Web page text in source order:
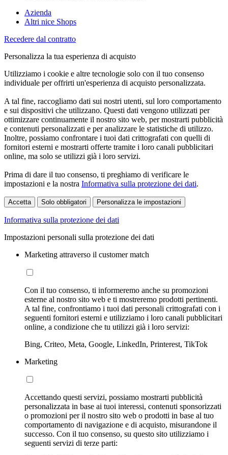
Azienda
Altri nice Shops
Recedere dal contratto
Personalizza la tua esperienza di acquisto
Utilizziamo i cookie e altre tecnologie solo con il tuo consenso
individuale per offrirti un'esperienza di acquisto personalizzata.
A tal fine, raccogliamo dati sui nostri utenti, sul loro comportamento
e sui dispositivi che utilizzano. Questi dati vengono utilizzati per
ottimizzare continuamente il nostro sito web, per mostrarti pubblicità
e contenuti personalizzati e per analizzare le statistiche di utilizzo.
Inoltre, possiamo confrontare i tuoi dati crittografati con quelli di
fornitori esterni e mostrarti offerte tramite i loro canali pubblicitari
online, ma solo se utilizzi già i loro servizi.
Prima di dare il tuo consenso, ti preghiamo di verificare le
impostazioni e la nostra Informativa sulla protezione dei dati.
Accetta Solo obbligatori Personalizza le impostazioni
Informativa sulla protezione dei dati
Impostazioni personali sulla protezione dei dati
Marketing attraverso il customer match
Con il tuo consenso, ti informeremo anche su promozioni
esterne al nostro sito web e ti mostreremo prodotti pertinenti.
A tal fine, confrontiamo i tuoi dati personali crittografati con i
seguenti fornitori esterni e utilizziamo i loro canali pubblicitari
online, a condizione che tu utilizzi già i loro servizi:
Bing, Criteo, Meta, Google, LinkedIn, Printerest, TikTok
Marketing
Accettando questi servizi, possiamo mostrarti pubblicità
personalizzata in base ai tuoi interessi, contenuti sponsorizzati
o promozioni per il nostro sito web o prodotti in base al tuo
comportamento di navigazione e di acquisto, misurandone il
successo. Con il tuo consenso, su questo sito utilizziamo i
seguenti servizi di terze parti: